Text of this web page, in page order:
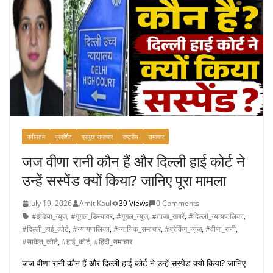
नवीनतम प्रदर्शित प्रमुख समाचार राष्ट्रीय समाचार
जज वीणा रानी कौन हैं और दिल्ली हाई कोर्ट ने
उन्हें सस्पेंड क्यों किया? जानिए पूरा मामला
July 19, 2026 Amit Kaul 39 Views
0 Comments
#इंडिया_न्यूज़,#गूगल_डिस्कवर,#गूगल_न्यूज़,#ताज़ा_खबरें,#दिल्ली_न्यायपालिका,
#दिल्ली_हाई_कोर्ट,#न्यायपालिका,#न्यायिक_समाचार,#ब्रेकिंग_न्यूज़,#वीणा_रानी,
#साकेत_कोर्ट,#हाई_कोर्ट,#हिंदी_समाचार
जज वीणा रानी कौन हैं और दिल्ली हाई कोर्ट ने उन्हें सस्पेंड क्यों किया? जानिए